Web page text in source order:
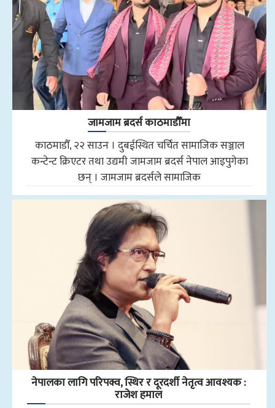
जामजाम ब्रदर्स काठमाडौँमा
काठमाडौँ, २२ साउन । दुबईस्थित चर्चित सामाजिक सञ्जाल
कन्टेन्ट क्रिएटर तथा उद्यमी जामजाम ब्रदर्स नेपाल आइपुगेका
छन् । जामजाम ब्रदर्सले सामाजिक
नेपालका लागि परिपक्व, स्थिर र दूरदर्शी नेतृत्व आवश्यक :
राजेश हमाल